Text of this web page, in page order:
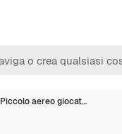
Piccolo aereo giocat…